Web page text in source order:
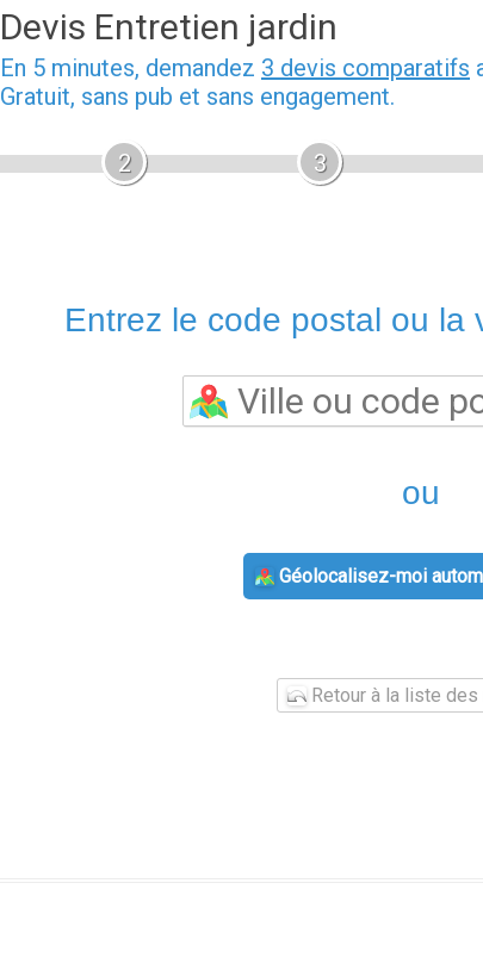
Devis Entretien jardin
En 5 minutes, demandez 3 devis comparatifs
Gratuit, sans pub et sans engagement.
2 3
Entrez le code postal ou la
ou
Géolocalisez-moi
Retour à la liste